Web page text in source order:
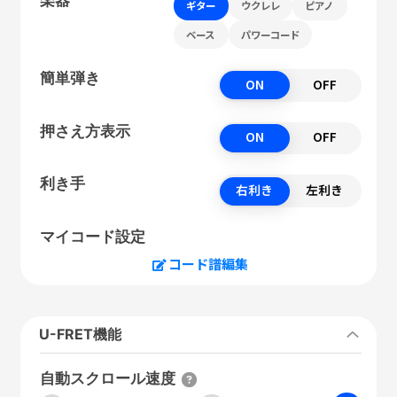
ギター ウクレレ ピアノ
ベース パワーコード
簡単弾き ON OFF
押さえ方表示 ON OFF
利き手 右利き 左利き
マイコード設定
コード譜編集
U-FRET機能
自動スクロール速度